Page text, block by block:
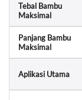
Tebal Bambu
Maksimal
Panjang Bambu
Maksimal
Aplikasi Utama